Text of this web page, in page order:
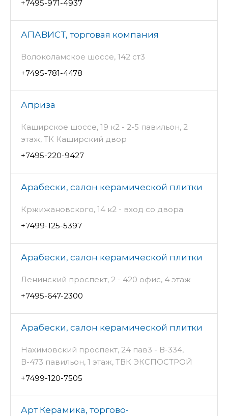
+7495-971-4937
АПАВИСТ, торговая компания
Волоколамское шоссе, 142 ст3
+7495-781-4478
Априза
Каширское шоссе, 19 к2 - 2-5 павильон, 2
этаж, ТК Каширский двор
+7495-220-9427
Арабески, салон керамической плитки
Кржижановского, 14 к2 - вход со двора
+7499-125-5397
Арабески, салон керамической плитки
Ленинский проспект, 2 - 420 офис, 4 этаж
+7495-647-2300
Арабески, салон керамической плитки
Нахимовский проспект, 24 пав3 - В-334,
В-473 павильон, 1 этаж, ТВК ЭКСПОСТРОЙ
+7499-120-7505
Арт Керамика, торгово-